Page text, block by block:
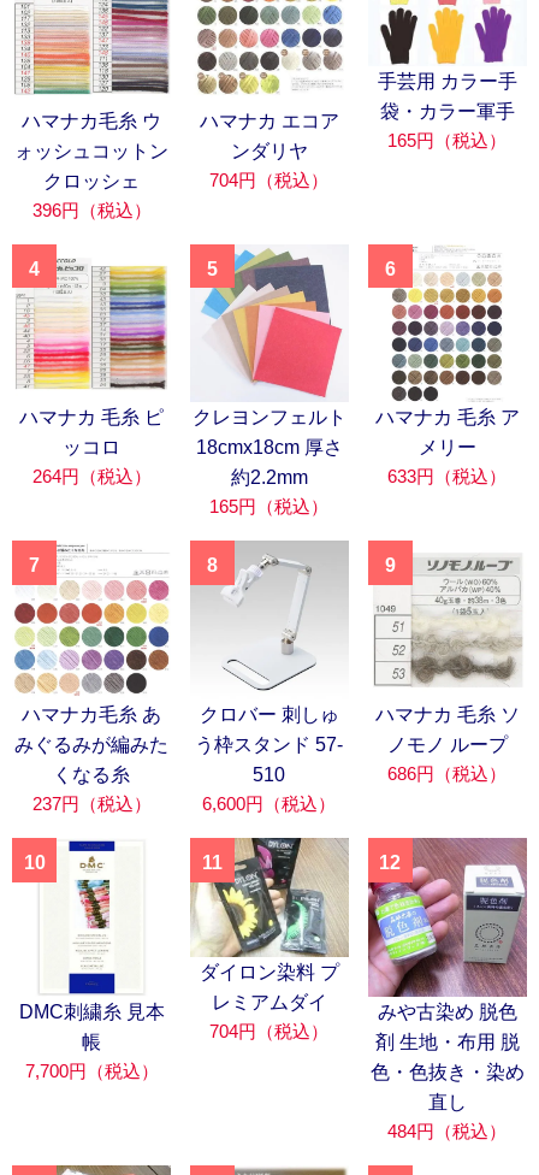
ハマナカ毛糸 ウ
ォッシュコットン
クロッシェ
396円（税込）
ハマナカ エコア
ンダリヤ
704円（税込）
手芸用 カラー手
袋・カラー軍手
165円（税込）
4
ハマナカ 毛糸 ピ
ッコロ
264円（税込）
5
クレヨンフェルト
18cmx18cm 厚さ
約2.2mm
165円（税込）
6
ハマナカ 毛糸 ア
メリー
633円（税込）
7
ハマナカ毛糸 あ
みぐるみが編みた
くなる糸
237円（税込）
8
クロバー 刺しゅ
う枠スタンド 57-
510
6,600円（税込）
9
ハマナカ 毛糸 ソ
ノモノ ループ
686円（税込）
10
DMC刺繍糸 見本
帳
7,700円（税込）
11
ダイロン染料 プ
レミアムダイ
704円（税込）
12
みや古染め 脱色
剤 生地・布用 脱
色・色抜き・染め
直し
484円（税込）